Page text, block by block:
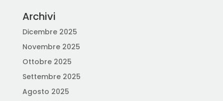
Archivi
Dicembre 2025
Novembre 2025
Ottobre 2025
Settembre 2025
Agosto 2025